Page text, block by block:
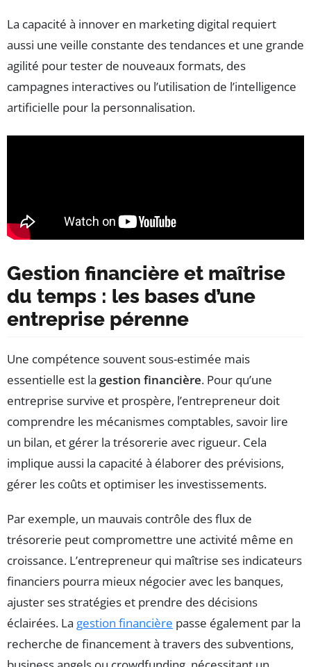
La capacité à innover en marketing digital requiert
aussi une veille constante des tendances et une grande
agilité pour tester de nouveaux formats, des
campagnes interactives ou l’utilisation de l’intelligence
artificielle pour la personnalisation.
Gestion financière et maîtrise
du temps : les bases d’une
entreprise pérenne
Une compétence souvent sous-estimée mais
essentielle est la gestion financière. Pour qu’une
entreprise survive et prospère, l’entrepreneur doit
comprendre les mécanismes comptables, savoir lire
un bilan, et gérer la trésorerie avec rigueur. Cela
implique aussi la capacité à élaborer des prévisions,
gérer les coûts et optimiser les investissements.
Par exemple, un mauvais contrôle des flux de
trésorerie peut compromettre une activité même en
croissance. L’entrepreneur qui maîtrise ses indicateurs
financiers pourra mieux négocier avec les banques,
ajuster ses stratégies et prendre des décisions
éclairées. La gestion financière passe également par la
recherche de financement à travers des subventions,